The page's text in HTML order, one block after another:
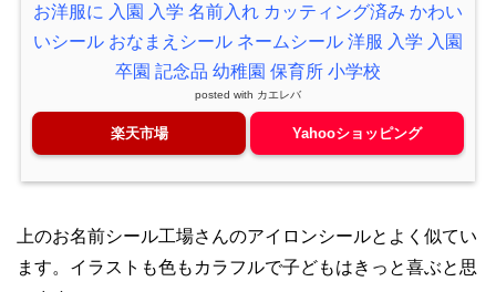
お洋服に 入園 入学 名前入れ カッティング済み かわい
いシール おなまえシール ネームシール 洋服 入学 入園
卒園 記念品 幼稚園 保育所 小学校
posted with カエレバ
楽天市場 Yahooショッピング
上のお名前シール工場さんのアイロンシールとよく似てい
ます。イラストも色もカラフルで子どもはきっと喜ぶと思